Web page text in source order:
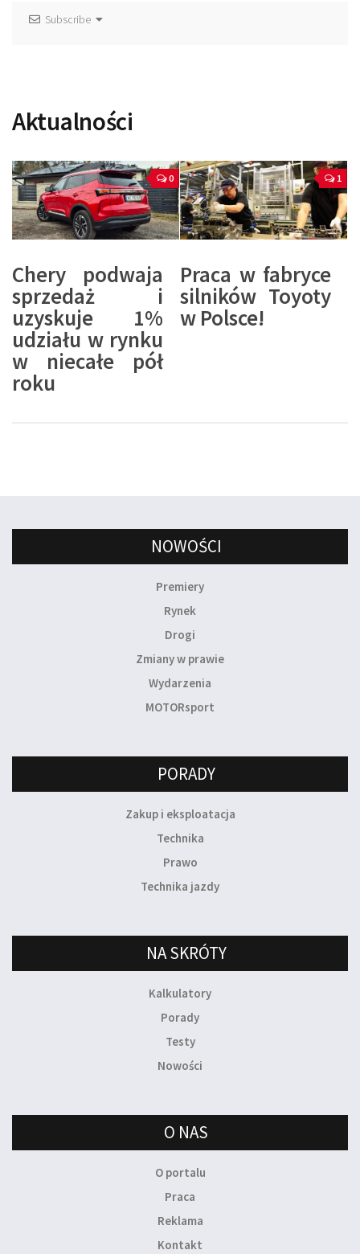
Subscribe
Aktualności
0
Chery podwaja
sprzedaż i
uzyskuje 1%
udziału w rynku
w niecałe pół
roku
1
Praca w fabryce
silników Toyoty
w Polsce!
NOWOŚCI
Premiery
Rynek
Drogi
Zmiany w prawie
Wydarzenia
MOTORsport
PORADY
Zakup i eksploatacja
Technika
Prawo
Technika jazdy
NA SKRÓTY
Kalkulatory
Porady
Testy
Nowości
O NAS
O portalu
Praca
Reklama
Kontakt